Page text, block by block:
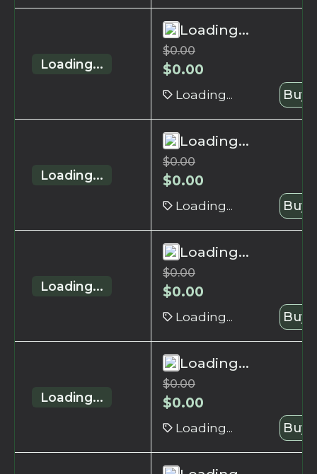
Loading...
Loading...
$0.00
$0.00
Loading... Buy
Loading...
Loading...
$0.00
$0.00
Loading... Buy
Loading...
Loading...
$0.00
$0.00
Loading... Buy
Loading...
Loading...
$0.00
$0.00
Loading... Buy